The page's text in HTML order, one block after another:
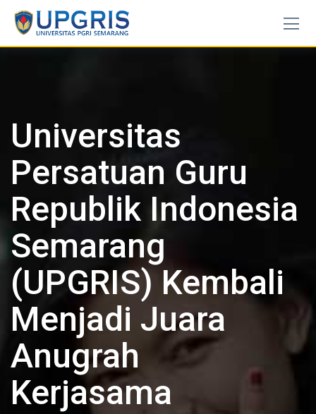
Skip
content
Universitas
Persatuan Guru
Republik Indonesia
Semarang
(UPGRIS) Kembali
Menjadi Juara
Anugrah
Kerjasama